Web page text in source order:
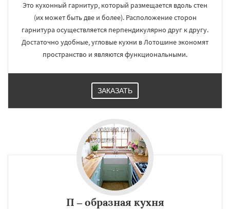
Это кухонный гарнитур, который размещается вдоль стен
(их может быть две и более). Расположение сторон
гарнитура осуществляется перпендикулярно друг к другу.
Достаточно удобные, угловые кухни в Лотошине экономят
пространство и являются функциональными.
ЗАКАЗАТЬ
П – образная кухня